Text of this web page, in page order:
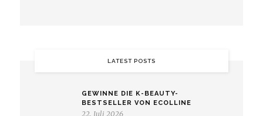
LATEST POSTS
GEWINNE DIE K-BEAUTY-
BESTSELLER VON ECOLLINE
22. Juli 2026